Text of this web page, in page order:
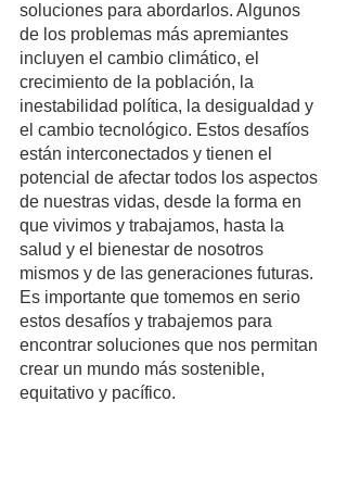
soluciones para abordarlos. Algunos
de los problemas más apremiantes
incluyen el cambio climático, el
crecimiento de la población, la
inestabilidad política, la desigualdad y
el cambio tecnológico. Estos desafíos
están interconectados y tienen el
potencial de afectar todos los aspectos
de nuestras vidas, desde la forma en
que vivimos y trabajamos, hasta la
salud y el bienestar de nosotros
mismos y de las generaciones futuras.
Es importante que tomemos en serio
estos desafíos y trabajemos para
encontrar soluciones que nos permitan
crear un mundo más sostenible,
equitativo y pacífico.